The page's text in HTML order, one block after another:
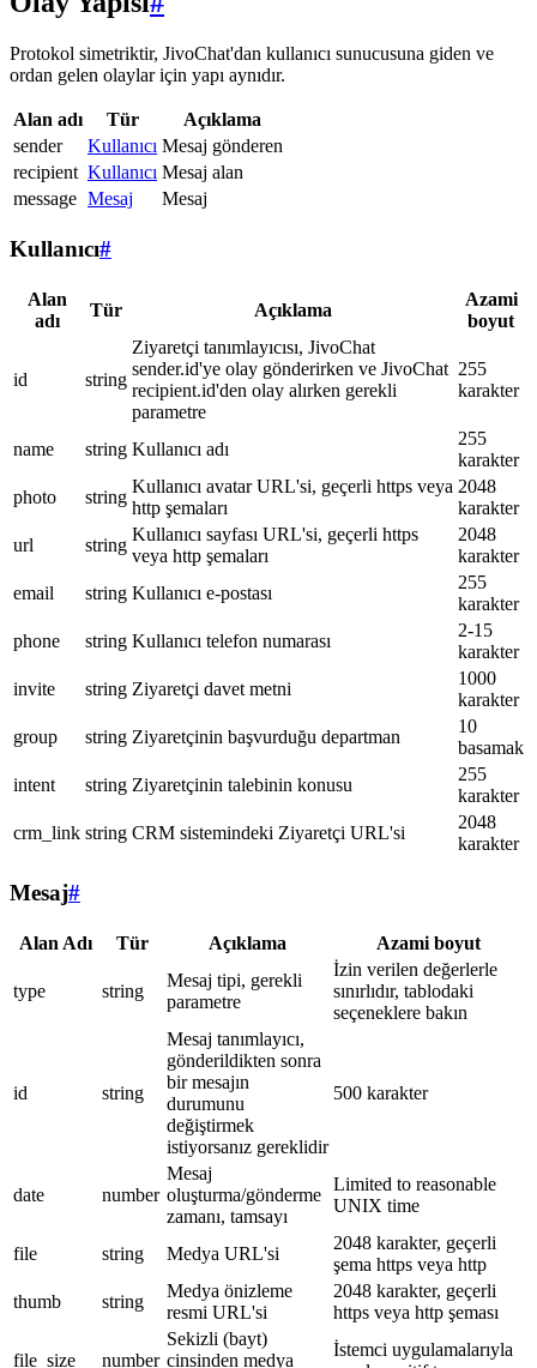
Protokol simetriktir, JivoChat'dan kullanıcı sunucusuna giden ve
ordan gelen olaylar için yapı aynıdır.
Alan adı Tür
Açıklama
sender
Kullanıcı Mesaj gönderen
recipient Kullanıcı Mesaj alan
message Mesaj Mesaj
Kullanıcı#
Alan
adı
Tür Açıklama
Azami
boyut
id string
Ziyaretçi tanımlayıcısı, JivoChat
sender.id'ye olay gönderirken ve JivoChat
recipient.id'den olay alırken gerekli
parametre
255
karakter
name string Kullanıcı adı
255
karakter
photo
string
Kullanıcı avatar URL'si, geçerli https veya
http şemaları
2048
karakter
url
string
Kullanıcı sayfası URL'si, geçerli https
veya http şemaları
2048
karakter
email
string Kullanıcı e-postası
255
karakter
phone
string Kullanıcı telefon numarası
2-15
karakter
invite
string Ziyaretçi davet metni
1000
karakter
group
string Ziyaretçinin başvurduğu departman
10
basamak
intent
string Ziyaretçinin talebinin konusu
255
karakter
crm_link string CRM sistemindeki Ziyaretçi URL'si
2048
karakter
Mesaj#
Alan Adı Tür Açıklama Azami boyut
type string
Mesaj tipi, gerekli
parametre
İzin verilen değerlerle
sınırlıdır, tablodaki
seçeneklere bakın
id string
Mesaj tanımlayıcı,
gönderildikten sonra
bir mesajın
durumunu
değiştirmek
istiyorsanız gereklidir
500 karakter
date number
Mesaj
oluşturma/gönderme
zamanı, tamsayı
Limited to reasonable
UNIX time
file string Medya URL'si
2048 karakter, geçerli
şema https veya http
thumb
string
Medya önizleme
resmi URL'si
2048 karakter, geçerli
https veya http şeması
file_size number
Sekizli (bayt)
cinsinden medya
İstemci uygulamalarıyla